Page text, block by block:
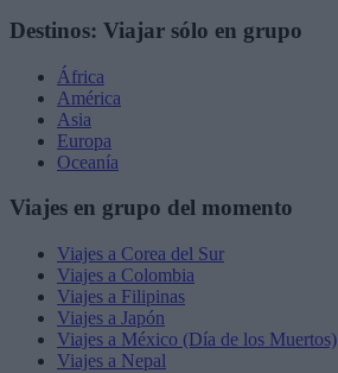
Destinos: Viajar sólo en grupo
África
América
Asia
Europa
Oceanía
Viajes en grupo del momento
Viajes a Corea del Sur
Viajes a Colombia
Viajes a Filipinas
Viajes a Japón
Viajes a México (Día de los Muertos)
Viajes a Nepal